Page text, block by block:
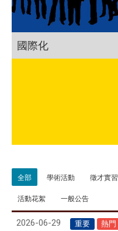
國際化
全部 學術活動 徵才實習
活動花絮 一般公告
2026-06-29 重要 熱門